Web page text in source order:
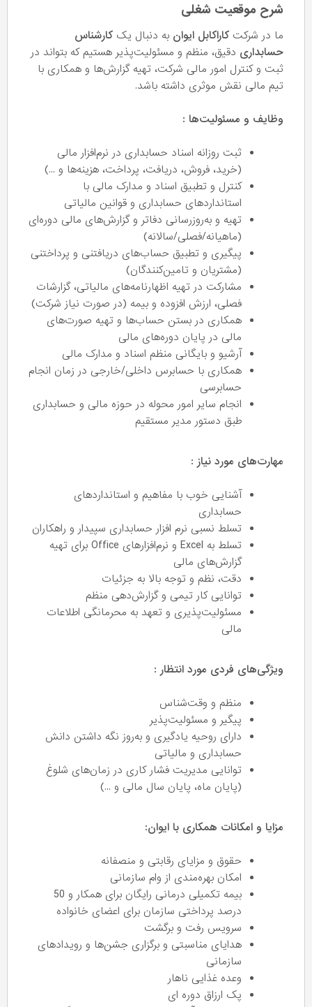
شرح موقعیت شغلی
ما در شرکت کاراکابل ایوان به دنبال یک کارشناس
حسابداری دقیق، منظم و مسئولیت‌پذیر هستیم که بتواند در
ثبت و کنترل امور مالی شرکت، تهیه گزارش‌ها و همکاری با
تیم مالی نقش موثری داشته باشد.
وظایف و مسئولیت‌ها :
ثبت روزانه اسناد حسابداری در نرم‌افزار مالی
(خرید، فروش، دریافت، پرداخت، هزینه‌ها و ...)
کنترل و تطبیق اسناد و مدارک مالی با
استانداردهای حسابداری و قوانین مالیاتی
تهیه و به‌روزرسانی دفاتر و گزارش‌های مالی دوره‌ای
(ماهیانه/فصلی/سالانه)
پیگیری و تطبیق حساب‌های دریافتنی و پرداختنی
(مشتریان و تامین‌کنندگان)
مشارکت در تهیه اظهارنامه‌های مالیاتی، گزارشات
فصلی، ارزش افزوده و بیمه (در صورت نیاز شرکت)
همکاری در بستن حساب‌ها و تهیه صورت‌های
مالی در پایان دوره‌های مالی
آرشیو و بایگانی منظم اسناد و مدارک مالی
همکاری با حسابرس داخلی/خارجی در زمان انجام
حسابرسی
انجام سایر امور محوله در حوزه مالی و حسابداری
طبق دستور مدیر مستقیم
مهارت‌های مورد نیاز :
آشنایی خوب با مفاهیم و استانداردهای
حسابداری
تسلط نسبی نرم افزار حسابداری سپیدار و راهکاران
تسلط به Excel و نرم‌افزارهای Office برای تهیه
گزارش‌های مالی
دقت، نظم و توجه بالا به جزئیات
توانایی کار تیمی و گزارش‌دهی منظم
مسئولیت‌پذیری و تعهد به محرمانگی اطلاعات
مالی
ویژگی‌های فردی مورد انتظار :
منظم و وقت‌شناس
پیگیر و مسئولیت‌پذیر
دارای روحیه یادگیری و به‌روز نگه داشتن دانش
حسابداری و مالیاتی
توانایی مدیریت فشار کاری در زمان‌های شلوغ
(پایان ماه، پایان سال مالی و ...)
مزایا و امکانات همکاری با ایوان:
حقوق و مزایای رقابتی و منصفانه
امکان بهره‌مندی از وام سازمانی
بیمه تکمیلی درمانی رایگان برای همکار و 50
درصد پرداختی سازمان برای اعضای خانواده
سرویس رفت و برگشت
هدایای مناسبتی و برگزاری جشن‌ها و رویدادهای
سازمانی
وعده غذایی ناهار
پک ارزاق دوره ای